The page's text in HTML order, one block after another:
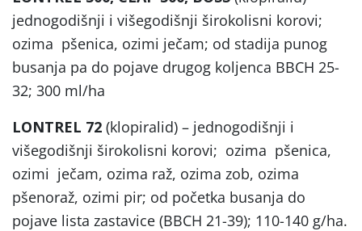
jednogodišnji i višegodišnji širokolisni korovi;
ozima pšenica, ozimi ječam; od stadija punog
busanja pa do pojave drugog koljenca BBCH 25-
32; 300 ml/ha
LONTREL 72 (klopiralid) – jednogodišnji i
višegodišnji širokolisni korovi; ozima pšenica,
ozimi ječam, ozima raž, ozima zob, ozima
pšenoraž, ozimi pir; od početka busanja do
pojave lista zastavice (BBCH 21-39); 110-140 g/ha.